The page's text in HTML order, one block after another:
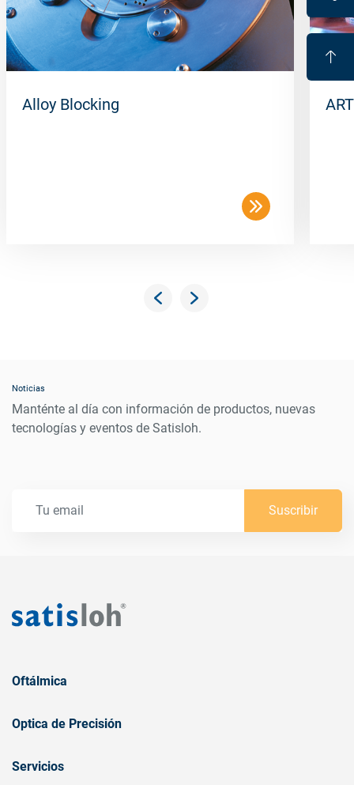
Alloy Blocking
Noticias
Manténte al día con información de productos, nuevas
tecnologías y eventos de Satisloh.
Suscribir
Oftálmica
Optica de Precisión
Servicios